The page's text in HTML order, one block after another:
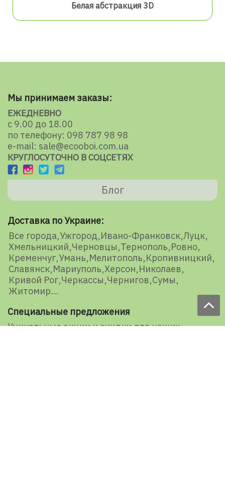
Белая абстракция 3D
Мы принимаем заказы:
ЕЖЕДНЕВНО
с 9.00 до 18.00
по телефону: 098 787 98 98
e-mail: sale@ecooboi.com.ua
КРУГЛОСУТОЧНО В СОЦСЕТЯХ
Блог
Доставка по Украине:
Все города Ужгород Ивано-Франковск Луцк
Хмельницкий Черновцы Тернополь Ровно
Кременчуг Умань Мелитополь Кропивницкий
Славянск Мариуполь Херсон Николаев
Кривой Рог Черкассы Чернигов Сумы
Житомир
Специальные предложения
Уникальные акции и скидки для наших